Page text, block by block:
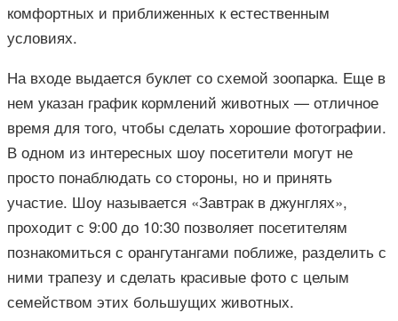
комфортных и приближенных к естественным
условиях.
На входе выдается буклет со схемой зоопарка. Еще в
нем указан график кормлений животных — отличное
время для того, чтобы сделать хорошие фотографии.
В одном из интересных шоу посетители могут не
просто понаблюдать со стороны, но и принять
участие. Шоу называется «Завтрак в джунглях»,
проходит с 9:00 до 10:30 позволяет посетителям
познакомиться с орангутангами поближе, разделить с
ними трапезу и сделать красивые фото с целым
семейством этих большущих животных.